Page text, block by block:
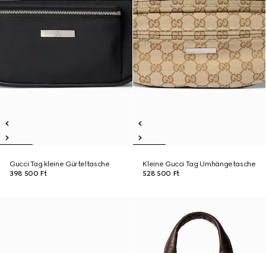
Gucci Tag kleine Gürteltasche
398 500 Ft
Kleine Gucci Tag Umhängetasche
528 500 Ft